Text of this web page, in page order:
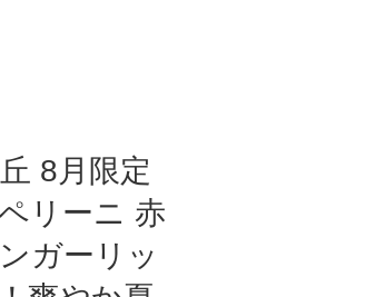
8月限定
リーニ 赤
ガーリッ